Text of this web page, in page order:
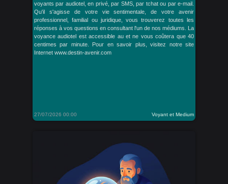
voyants par audiotel, en privé, par SMS, par tchat ou par e-mail.
Qu'il s'agisse de votre vie sentimentale, de votre avenir
professionnel, familial ou juridique, vous trouverez toutes les
réponses à vos questions en consultant l'un de nos médiums. La
voyance audiotel est accessible au et ne vous coûtera que 40
centimes par minute. Pour en savoir plus, visitez notre site
Internet www.destin-avenir.com
27/07/2026 00:00 Voyant et Medium